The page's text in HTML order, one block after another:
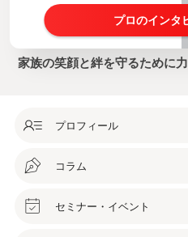
プロのインタ
家族の笑顔と絆を守るために
プロフィール
コラム
セミナー・イベント